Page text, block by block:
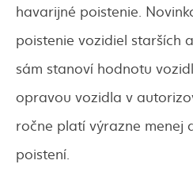
havarijné poistenie.
poistenie vozidiel starších
sám stanoví hodnotu
opravou vozidla v
ročne platí výrazne menej
poistení.